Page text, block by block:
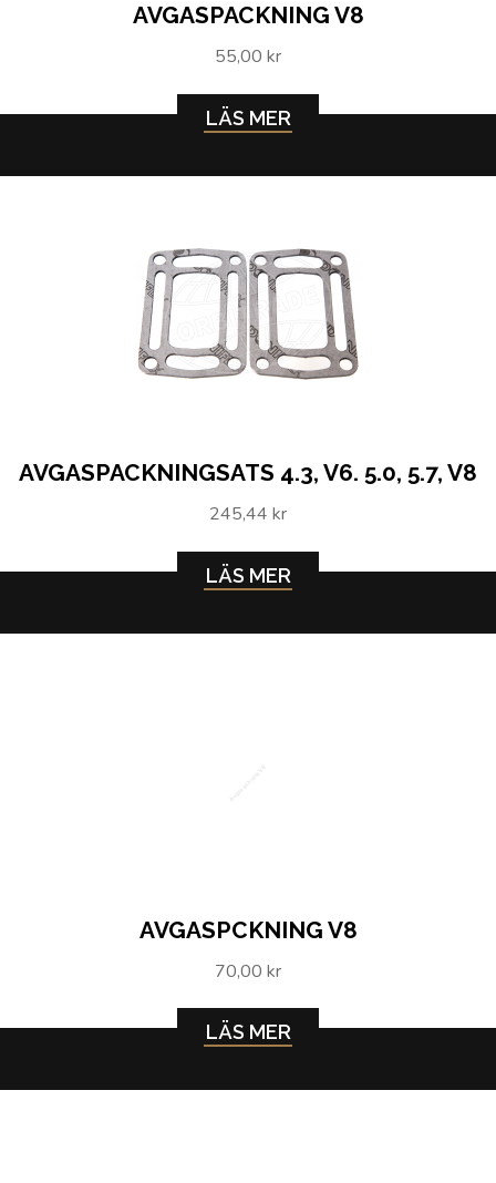
AVGASPACKNING V8
55,00 kr
LÄS MER
AVGASPACKNINGSATS 4.3, V6. 5.0, 5.7, V8
245,44 kr
LÄS MER
AVGASPCKNING V8
70,00 kr
LÄS MER